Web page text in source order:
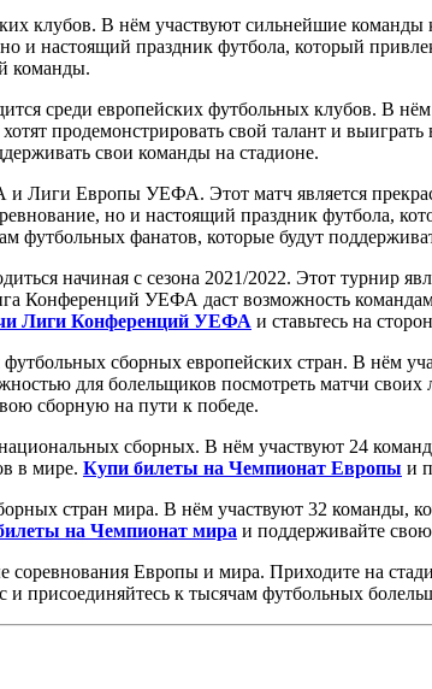
клубов. В нём участвуют сильнейшие команды
настоящий праздник футбола, который
команды.
среди европейских футбольных клубов. В
продемонстрировать свой талант и
свои команды на стадионе.
Европы УЕФА. Этот матч является
но и настоящий праздник футбола,
футбольных фанатов, которые будут
начиная с сезона 2021/2022. Этот турнир
УЕФА даст возможность командам,
Лиги Конференций УЕФА и ставьтесь на
сборных европейских стран. В нём
для болельщиков посмотреть матчи
сборную на пути к победе.
сборных. В нём участвуют 24
в мире. Купи билеты на Чемпионат Европы и
стран мира. В нём участвуют 32 команды,
на Чемпионат мира и поддерживайте
Европы и мира. Приходите на
присоединяйтесь к тысячам футбольных